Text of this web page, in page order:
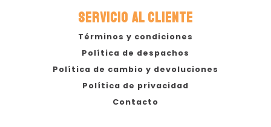
SERVICIO AL CLIENTE
Términos y condiciones
Política de despachos
Política de cambio y devoluciones
Política de privacidad
Contacto